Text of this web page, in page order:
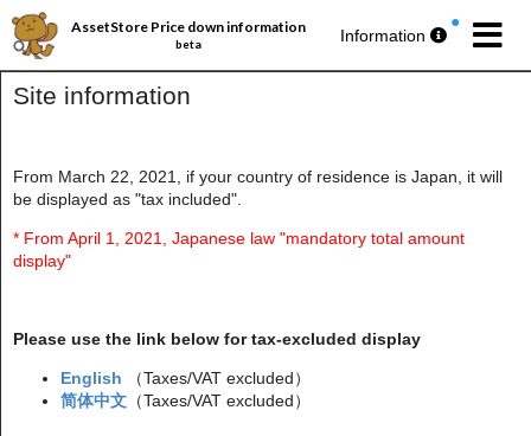
Site information
From March 22, 2021, if your country of residence is Japan, it will
be displayed as "tax included".
* From April 1, 2021, Japanese law "mandatory total amount
display"
Please use the link below for tax-excluded display
English
（Taxes/VAT excluded）
简体中文 （Taxes/VAT excluded）
AssetStore Price down information
beta Information
パブリッシャー丸ごとセール第193弾
今週の 無料アセットプレゼント🎁